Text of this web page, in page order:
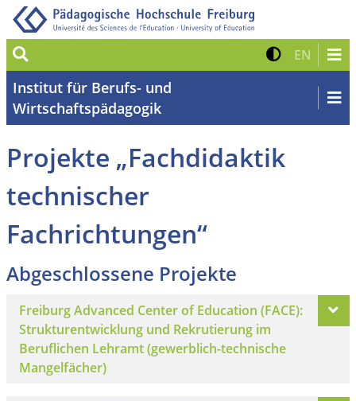
Suche Kontrast
EN Zur
Institut für Berufs- und
Wirtschaftspädagogik
Projekte „Fachdidaktik
technischer
Fachrichtungen“
Abgeschlossene Projekte
Freiburg Advanced Center of Education (FACE):
Strukturentwicklung und Rekrutierung im
Beruflichen Lehramt (gewerblich-technische
Mangelfächer)